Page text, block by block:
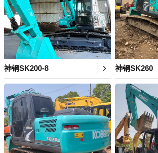
神钢SK200-8 神钢SK260